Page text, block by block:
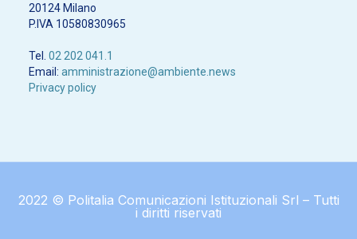
20124 Milano
P.IVA 10580830965
Tel. 02 202 041.1
Email: amministrazione@ambiente.news
Privacy policy
2022 © Politalia Comunicazioni Istituzionali Srl – Tutti
i diritti riservati